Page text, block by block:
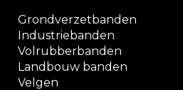
Grondverzetbanden
Industriebanden
Volrubberbanden
Landbouw banden
Velgen